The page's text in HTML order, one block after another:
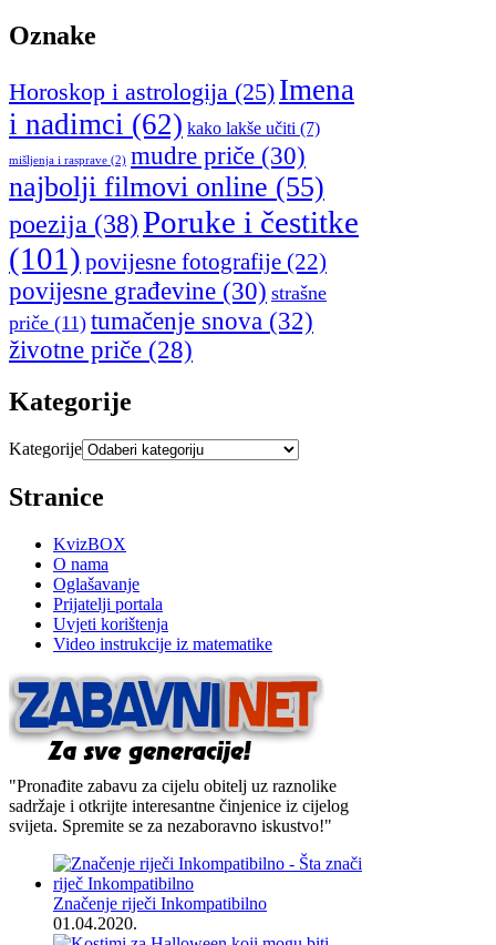
Oznake
Horoskop i astrologija (25) Imena
i nadimci (62) kako lakše učiti (7)
mišljenja i rasprave (2) mudre priče (30)
najbolji filmovi online (55)
poezija (38)Poruke i čestitke
(101) povijesne fotografije (22)
povijesne građevine (30) strašne
priče (11) tumačenje snova (32)
životne priče (28)
Kategorije
Kategorije
Stranice
KvizBOX
O nama
Oglašavanje
Prijatelji portala
Uvjeti korištenja
Video instrukcije iz matematike
"Pronađite zabavu za cijelu obitelj uz raznolike
sadržaje i otkrijte interesantne činjenice iz cijelog
svijeta. Spremite se za nezaboravno iskustvo!"
Značenje riječi Inkompatibilno
01.04.2020.